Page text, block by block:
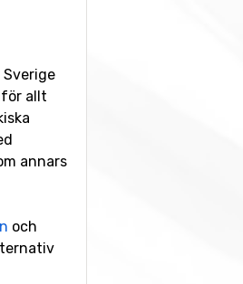
allt
annars
och